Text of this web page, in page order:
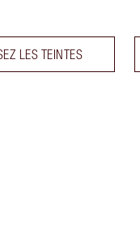
LES TEINTES